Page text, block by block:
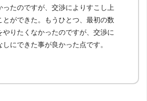
ったのですが、交渉によりすこし上
とができた。もうひとつ、最初の数
やりたくなかったのですが、交渉に
しにできた事が良かった点です。